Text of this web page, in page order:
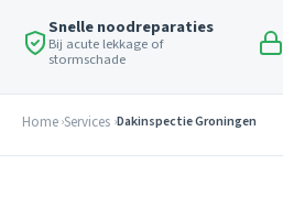
Snelle noodreparaties
Bij acute lekkage of
stormschade
Home Services Dakinspectie Groningen